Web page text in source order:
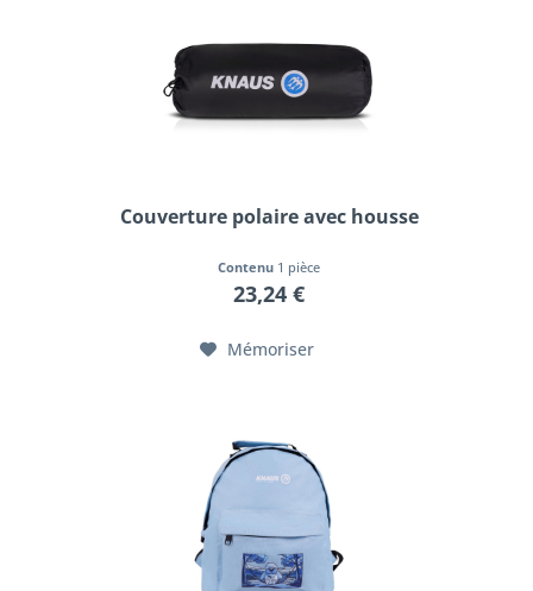
Couverture polaire avec housse
Contenu 1 pièce
23,24 €
Mémoriser